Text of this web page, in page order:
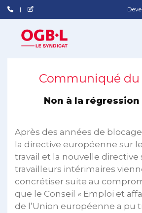
Communiqué du
Non à la
Après des années de
la directive européenne sur
travail et la nouvelle directive
travailleurs intérimaires
concrétiser suite au
que le Conseil « Emploi et
de l’Union européenne a pu